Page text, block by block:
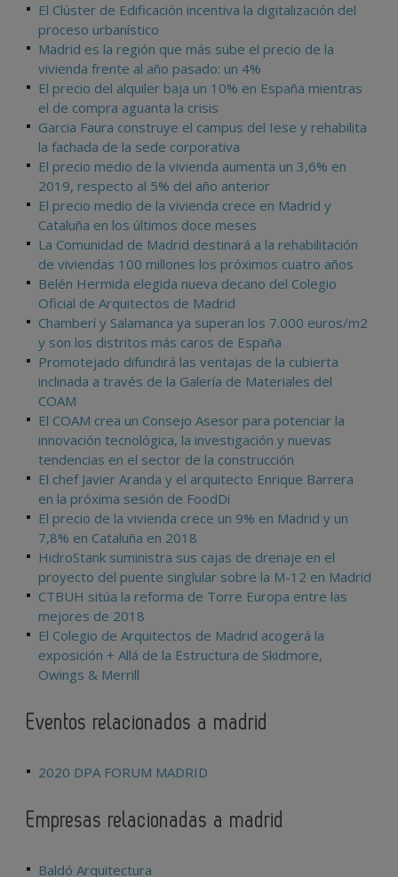
El Clúster de Edificación incentiva la digitalización del
proceso urbanístico
Madrid es la región que más sube el precio de la
vivienda frente al año pasado: un 4%
El precio del alquiler baja un 10% en España mientras
el de compra aguanta la crisis
Garcia Faura construye el campus del Iese y rehabilita
la fachada de la sede corporativa
El precio medio de la vivienda aumenta un 3,6% en
2019, respecto al 5% del año anterior
El precio medio de la vivienda crece en Madrid y
Cataluña en los últimos doce meses
La Comunidad de Madrid destinará a la rehabilitación
de viviendas 100 millones los próximos cuatro años
Belén Hermida elegida nueva decano del Colegio
Oficial de Arquitectos de Madrid
Chamberí y Salamanca ya superan los 7.000 euros/m2
y son los distritos más caros de España
Promotejado difundirá las ventajas de la cubierta
inclinada a través de la Galería de Materiales del
COAM
El COAM crea un Consejo Asesor para potenciar la
innovación tecnológica, la investigación y nuevas
tendencias en el sector de la construcción
El chef Javier Aranda y el arquitecto Enrique Barrera
en la próxima sesión de FoodDi
El precio de la vivienda crece un 9% en Madrid y un
7,8% en Cataluña en 2018
HidroStank suministra sus cajas de drenaje en el
proyecto del puente singlular sobre la M-12 en Madrid
CTBUH sitúa la reforma de Torre Europa entre las
mejores de 2018
El Colegio de Arquitectos de Madrid acogerá la
exposición + Allá de la Estructura de Skidmore,
Owings & Merrill
Eventos relacionados a madrid
2020 DPA FORUM MADRID
Empresas relacionadas a madrid
Baldó Arquitectura